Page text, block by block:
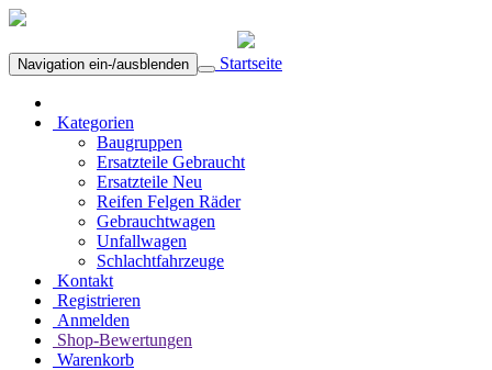
Navigation ein-/ausblenden Startseite
Kategorien
Baugruppen
Ersatzteile Gebraucht
Ersatzteile Neu
Reifen Felgen Räder
Gebrauchtwagen
Unfallwagen
Schlachtfahrzeuge
Kontakt
Registrieren
Anmelden
Shop-Bewertungen
Warenkorb